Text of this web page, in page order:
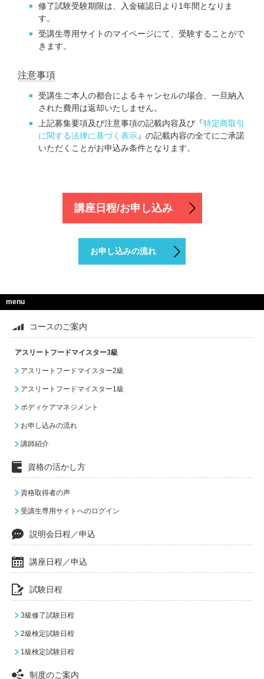
修了試験受験期限は、入金確認日より1年間となりま
す。
受講生専用サイトのマイページにて、受験することがで
きます。
注意事項
受講生ご本人の都合によるキャンセルの場合、一旦納入
された費用は返却いたしません。
上記募集要項及び注意事項の記載内容及び『特定商取引
に関する法律に基づく表示』の記載内容の全てにご承諾
いただくことがお申込み条件となります。
講座日程/お申し込み
お申し込みの流れ
menu
コースのご案内
アスリートフードマイスター3級
アスリートフードマイスター2級
アスリートフードマイスター1級
ボディケアマネジメント
お申し込みの流れ
講師紹介
資格の活かし方
資格取得者の声
受講生専用サイトへのログイン
説明会日程／申込
講座日程／申込
試験日程
3級修了試験日程
2級検定試験日程
1級検定試験日程
制度のご案内